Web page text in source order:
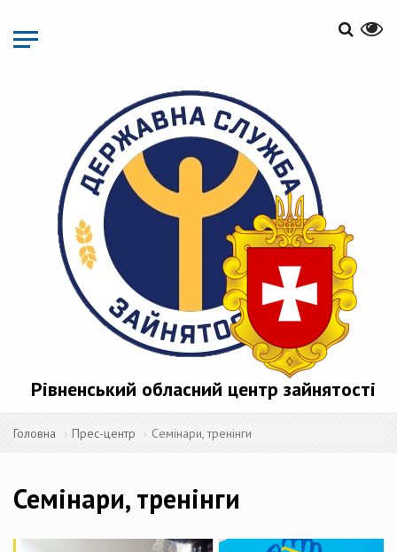
основного
матеріалу
Рівненський обласний центр зайнятості
Головна Прес-центр Семінари, тренінги
Семінари, тренінги